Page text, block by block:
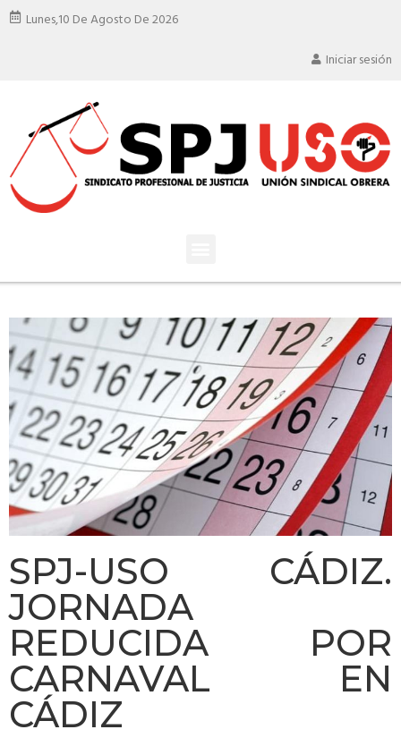
Lunes,10 De Agosto De 2026
Iniciar sesión
SPJ-USO CÁDIZ.
JORNADA
REDUCIDA POR
CARNAVAL EN
CÁDIZ